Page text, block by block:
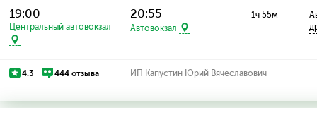
19:00
Центральный автовокзал
20:55
Автовокзал
1ч 55м
4.3 444 отзыва ИП Капустин Юрий Вячеславович